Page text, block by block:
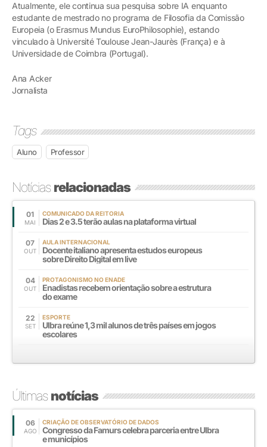
Atualmente, ele continua sua pesquisa sobre IA enquanto
estudante de mestrado no programa de Filosofia da Comissão
Europeia (o Erasmus Mundus EuroPhilosophie), estando
vinculado à Université Toulouse Jean-Jaurès (França) e à
Universidade de Coimbra (Portugal).
Ana Acker
Jornalista
Tags
Aluno Professor
Notíciasrelacionadas
01
MAI
COMUNICADO DA REITORIA
Dias 2 e 3.5 terão aulas na plataforma virtual
07
OUT
AULA INTERNACIONAL
Docente italiano apresenta estudos europeus
sobre Direito Digital em live
04
OUT
PROTAGONISMO NO ENADE
Enadistas recebem orientação sobre a estrutura
do exame
22
SET
ESPORTE
Ulbra reúne 1,3 mil alunos de três países em jogos
escolares
Últimasnotícias
06
AGO
CRIAÇÃO DE OBSERVATÓRIO DE DADOS
Congresso da Famurs celebra parceria entre Ulbra
e municípios